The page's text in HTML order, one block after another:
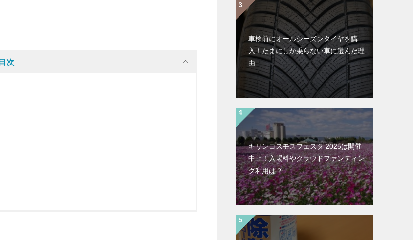
目次
車検前にオールシーズンタイヤを購
入！たまにしか乗らない車に選んだ理
由
キリンコスモスフェスタ 2025は開催
中止！入場料やクラウドファンディン
グ利用は？